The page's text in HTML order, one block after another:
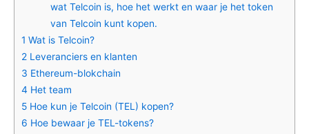
wat Telcoin is, hoe het werkt en waar je het token
van Telcoin kunt kopen.
1 Wat is Telcoin?
2 Leveranciers en klanten
3 Ethereum-blokchain
4 Het team
5 Hoe kun je Telcoin (TEL) kopen?
6 Hoe bewaar je TEL-tokens?